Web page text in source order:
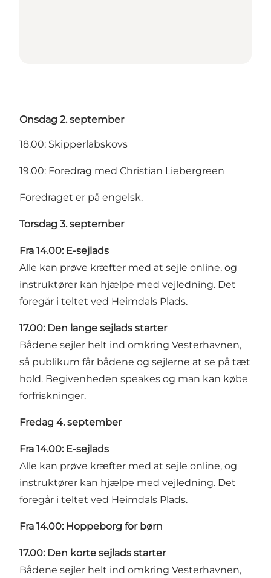
Onsdag 2. september
18.00: Skipperlabskovs
19.00: Foredrag med Christian Liebergreen
Foredraget er på engelsk.
Torsdag 3. september
Fra 14.00: E-sejlads
Alle kan prøve kræfter med at sejle online, og
instruktører kan hjælpe med vejledning. Det
foregår i teltet ved Heimdals Plads.
17.00: Den lange sejlads starter
Bådene sejler helt ind omkring Vesterhavnen,
så publikum får bådene og sejlerne at se på tæt
hold. Begivenheden speakes og man kan købe
forfriskninger.
Fredag 4. september
Fra 14.00: E-sejlads
Alle kan prøve kræfter med at sejle online, og
instruktører kan hjælpe med vejledning. Det
foregår i teltet ved Heimdals Plads.
Fra 14.00: Hoppeborg for børn
17.00: Den korte sejlads starter
Bådene sejler helt ind omkring Vesterhavnen,